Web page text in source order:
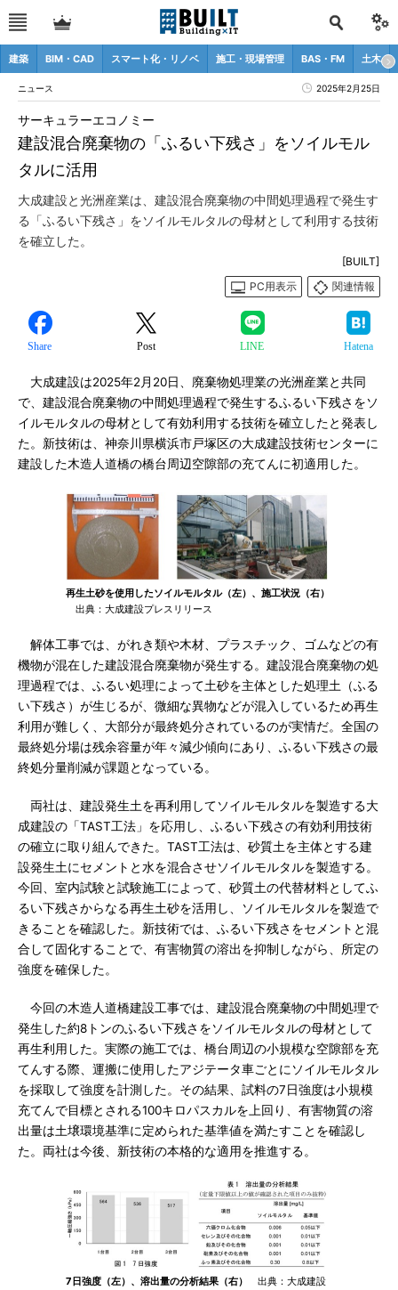
建築 BIM・CAD スマート化・リノベ 施工・現場管理 BAS・FM 土木
ニュース 2025年2月25日
建設混合廃棄物の「ふるい下残さ」をソイルモル
タルに活用
サーキュラーエコノミー
大成建設と光洲産業は、建設混合廃棄物の中間処理過程で発生す
る「ふるい下残さ」をソイルモルタルの母材として利用する技術
を確立した。
[BUILT]
PC用表示
関連情報
Share Post LINE Hatena
大成建設は2025年2月20日、廃棄物処理業の光洲産業と共同
で、建設混合廃棄物の中間処理過程で発生するふるい下残さをソ
イルモルタルの母材として有効利用する技術を確立したと発表し
た。新技術は、神奈川県横浜市戸塚区の大成建設技術センターに
建設した木造人道橋の橋台周辺空隙部の充てんに初適用した。
再生土砂を使用したソイルモルタル（左）、施工状況（右）
出典：大成建設プレスリリース
解体工事では、がれき類や木材、プラスチック、ゴムなどの有
機物が混在した建設混合廃棄物が発生する。建設混合廃棄物の処
理過程では、ふるい処理によって土砂を主体とした処理土（ふる
い下残さ）が生じるが、微細な異物などが混入しているため再生
利用が難しく、大部分が最終処分されているのが実情だ。全国の
最終処分場は残余容量が年々減少傾向にあり、ふるい下残さの最
終処分量削減が課題となっている。
両社は、建設発生土を再利用してソイルモルタルを製造する大
成建設の「TAST工法」を応用し、ふるい下残さの有効利用技術
の確立に取り組んできた。TAST工法は、砂質土を主体とする建
設発生土にセメントと水を混合させソイルモルタルを製造する。
今回、室内試験と試験施工によって、砂質土の代替材料としてふ
るい下残さからなる再生土砂を活用し、ソイルモルタルを製造で
きることを確認した。新技術では、ふるい下残さをセメントと混
合して固化することで、有害物質の溶出を抑制しながら、所定の
強度を確保した。
今回の木造人道橋建設工事では、建設混合廃棄物の中間処理で
発生した約8トンのふるい下残さをソイルモルタルの母材として
再生利用した。実際の施工では、橋台周辺の小規模な空隙部を充
てんする際、運搬に使用したアジテータ車ごとにソイルモルタル
を採取して強度を計測した。その結果、試料の7日強度は小規模
充てんで目標とされる100キロパスカルを上回り、有害物質の溶
出量は土壌環境基準に定められた基準値を満たすことを確認し
た。両社は今後、新技術の本格的な適用を推進する。
7日強度（左）、溶出量の分析結果（右）
出典：大成建設